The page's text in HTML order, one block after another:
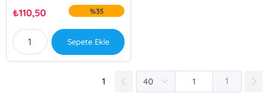
₺110,50 %35
Sepete Ekle
1 1